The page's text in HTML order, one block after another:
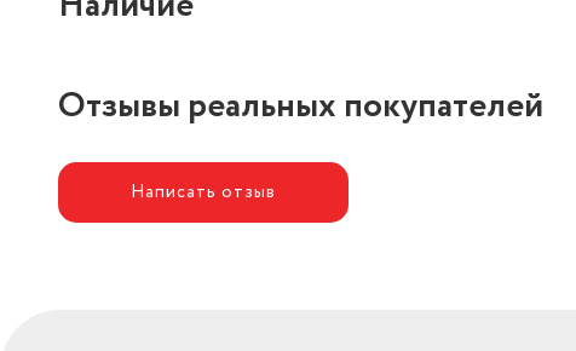
Отзывы реальных покупателей
Написать отзыв